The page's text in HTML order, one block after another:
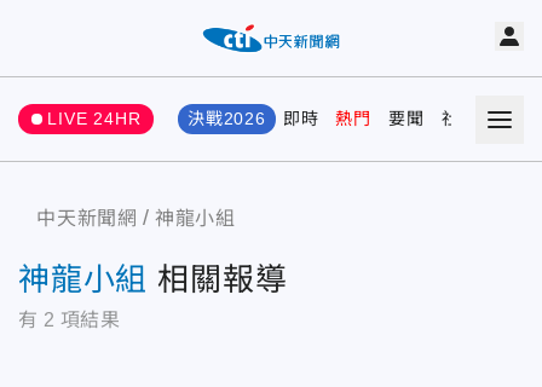
LIVE 24HR 決戰2026 即時 熱門 要聞 社會 娛樂
中天新聞網 神龍小組
神龍小組 相關報導
有 2 項結果